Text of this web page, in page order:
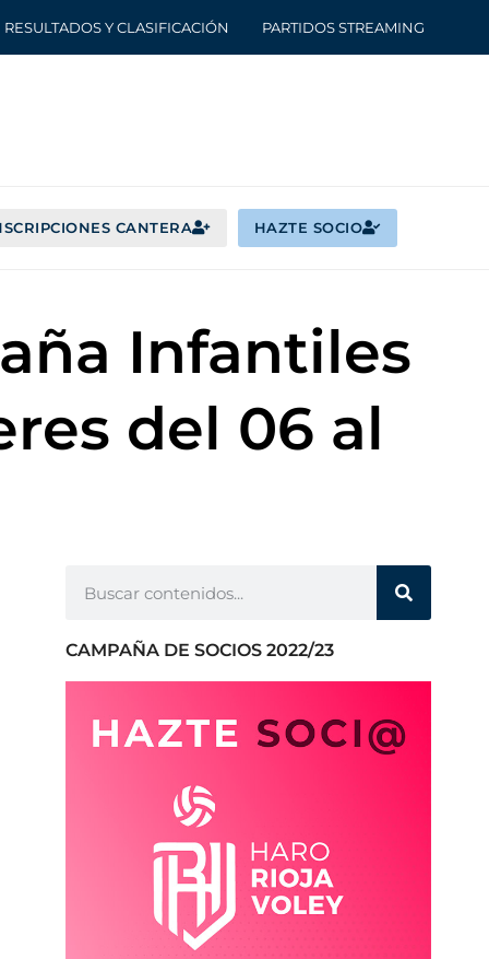
RESULTADOS Y CLASIFICACIÓN PARTIDOS STREAMING
CANTERA HAZTE SOCIO
Infantiles
del 06 al
CAMPAÑA DE SOCIOS 2022/23